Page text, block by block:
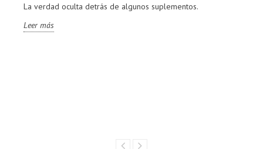
La verdad oculta detrás de algunos suplementos.
Leer más